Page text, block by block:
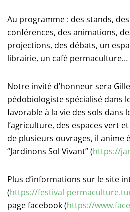
Au programme : des stands,
conférences, des animations,
projections, des débats, un
librairie, un café permaculture…
Notre invité d’honneur sera
pédobiologiste spécialisé dans
favorable à la vie des sols dans
l’agriculture, des espaces vert
de plusieurs ouvrages, il anime
“Jardinons Sol Vivant” (https://
Plus d’informations sur le site
(https://festival-
page facebook (https://www.